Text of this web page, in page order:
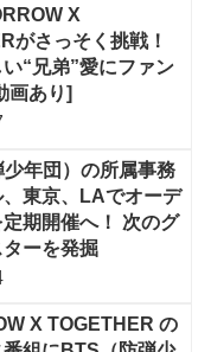
X
がさっそく挑戦！
“兄弟”愛にファン
画あり]
少年団）の所属事務
、東京、LAでオーデ
定期開催へ！ 次のグ
ターを発掘
X TOGETHER の